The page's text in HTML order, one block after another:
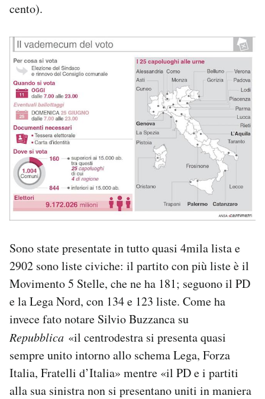
cento).
Sono state presentate in tutto quasi 4mila lista e
2902 sono liste civiche: il partito con più liste è il
Movimento 5 Stelle, che ne ha 181; seguono il PD
e la Lega Nord, con 134 e 123 liste. Come ha
invece fato notare Silvio Buzzanca su
Repubblica «il centrodestra si presenta quasi
sempre unito intorno allo schema Lega, Forza
Italia, Fratelli d’Italia» mentre «il PD e i partiti
alla sua sinistra non si presentano uniti in maniera